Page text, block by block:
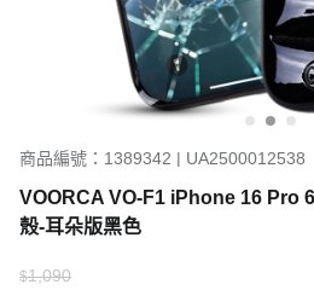
商品編號：1389342 | UA2500012538
VOORCA VO-F1 iPhone 16 Pro
殼-耳朵版黑色
$1,090